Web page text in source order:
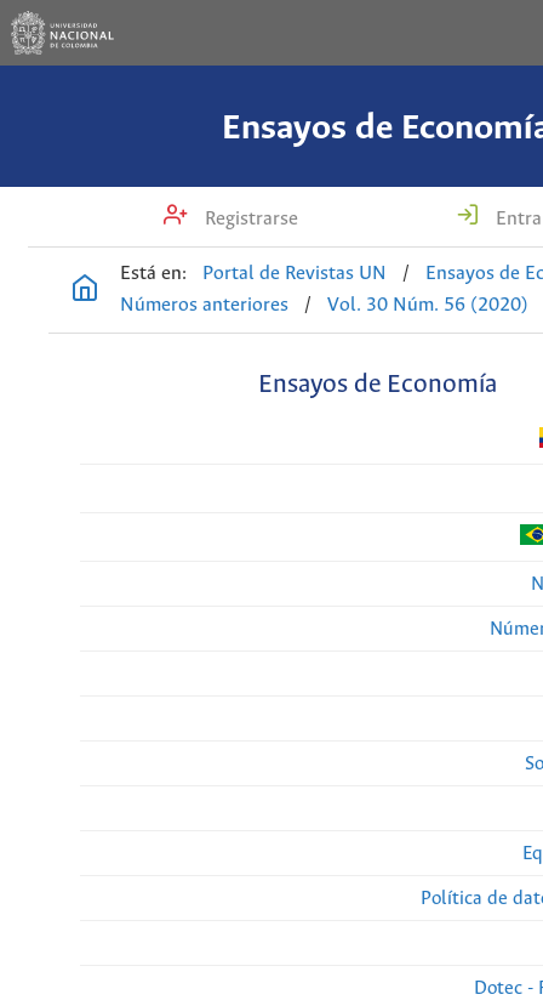
Ensayos de
Registrarse
Está en: Portal de Revistas UN /
Ensayos de
Números anteriores
/ Vol. 30 Núm. 56 (2020)
Ensayos de Economía
Política de
Dotec -